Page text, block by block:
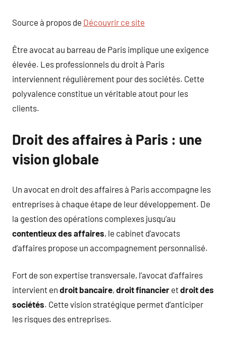
Source à propos de Découvrir ce site
Être avocat au barreau de Paris implique une exigence
élevée. Les professionnels du droit à Paris
interviennent régulièrement pour des sociétés. Cette
polyvalence constitue un véritable atout pour les
clients.
Droit des affaires à Paris : une
vision globale
Un avocat en droit des affaires à Paris accompagne les
entreprises à chaque étape de leur développement. De
la gestion des opérations complexes jusqu’au
contentieux des affaires, le cabinet d’avocats
d’affaires propose un accompagnement personnalisé.
Fort de son expertise transversale, l’avocat d’affaires
intervient en droit bancaire, droit financier etdroit des
sociétés. Cette vision stratégique permet d’anticiper
les risques des entreprises.